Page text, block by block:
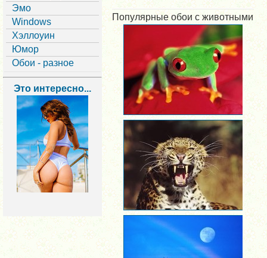
Эмо
Windows
Хэллоуин
Юмор
Обои - разное
Это интересно...
Популярные обои с животными